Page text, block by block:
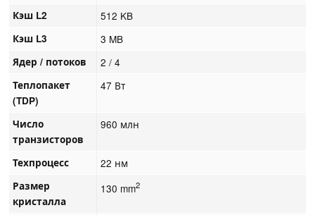
Кэш L2 512 KB
Кэш L3 3 MB
Ядер / потоков 2 / 4
Теплопакет
(TDP)
47 Вт
Число
транзисторов
960 млн
Техпроцесс 22 нм
Размер
кристалла
130 mm2